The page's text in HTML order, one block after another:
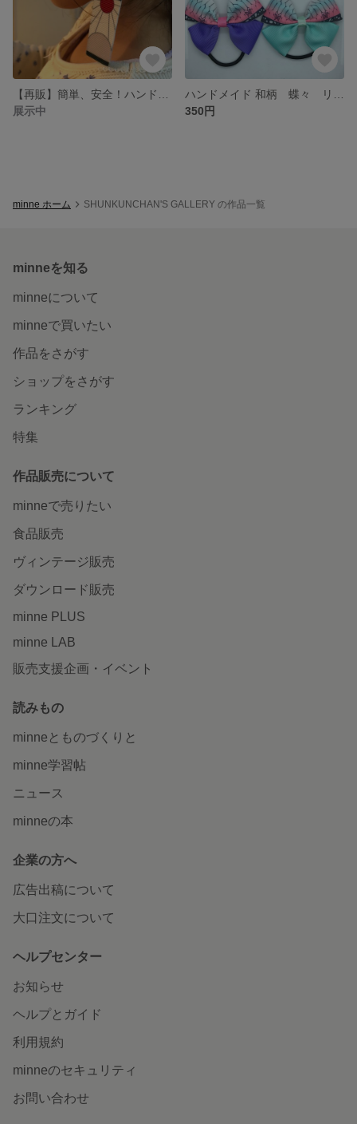
展示中
350円
minne ホーム SHUNKUNCHAN'S GALLERY の作品一覧
minneを知る
minneについて
minneで買いたい
作品をさがす
ショップをさがす
ランキング
特集
作品販売について
minneで売りたい
食品販売
ヴィンテージ販売
ダウンロード販売
minne PLUS
minne LAB
販売支援企画・イベント
読みもの
minneとものづくりと
minne学習帖
ニュース
minneの本
企業の方へ
広告出稿について
大口注文について
ヘルプセンター
お知らせ
ヘルプとガイド
利用規約
minneのセキュリティ
お問い合わせ